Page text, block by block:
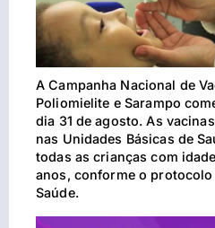
A Campanha Nacional de
Poliomielite e Sarampo
dia 31 de agosto. As
nas Unidades Básicas de
todas as crianças com
anos, conforme o
Saúde.